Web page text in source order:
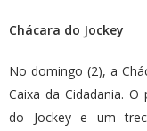
Chácara do Jockey
No domingo (2), a
Caixa da Cidadania.
do Jockey e um